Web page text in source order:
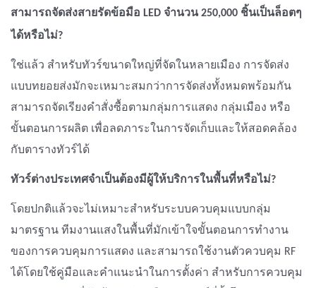
สามารถจัดส่งสายรัดข้อมือ LED จำนวน 250,000 ชิ้นเป็นล็อตๆ
ได้หรือไม่?
ใช่แล้ว สำหรับทัวร์ขนาดใหญ่ที่จัดในหลายเมือง การจัดส่ง
แบบทยอยส่งมักจะเหมาะสมกว่าการจัดส่งทั้งหมดพร้อมกัน
สามารถจัดเรียงคำสั่งซื้อตามกลุ่มการแสดง กลุ่มเมือง หรือ
ขั้นตอนการผลิต เพื่อลดภาระในการจัดเก็บและให้สอดคล้อง
กับตารางทัวร์ได้
ทัวร์ต่างประเทศจำเป็นต้องมีผู้ให้บริการในพื้นที่หรือไม่?
โดยปกติแล้วจะไม่เหมาะสำหรับระบบควบคุมแบบกลุ่ม
มาตรฐาน ทีมงานแสงในพื้นที่มักเข้าใจขั้นตอนการทำงาน
ของการควบคุมการแสดง และสามารถใช้งานตัวควบคุม RF
ได้โดยใช้คู่มือและคำแนะนำในการตั้งค่า สำหรับการควบคุม